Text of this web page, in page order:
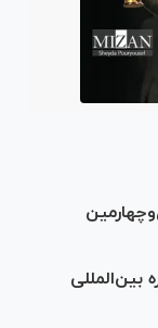
بین‌المللی